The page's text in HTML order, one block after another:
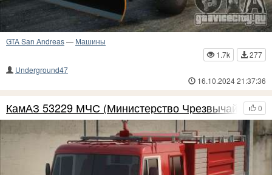
GTA San Andreas— Машины
1.7k
277
Underground47
16.10.2024 21:37:36
0
КамАЗ 53229 МЧС (Министерство Чрезвычайных